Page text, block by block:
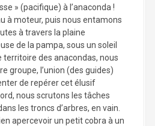
» (pacifique) à l’anaconda !
à moteur, puis nous entamons
à travers la plaine
de la pampa, sous un soleil
territoire des anacondas, nous
groupe, l’union (des guides)
de repérer cet élusif
nous scrutons les tâches
les troncs d’arbres, en vain.
apercevoir un petit cobra à un